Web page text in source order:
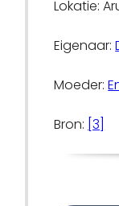
Lokatie:
Eigenaar:
Moeder:
Bron: [3]